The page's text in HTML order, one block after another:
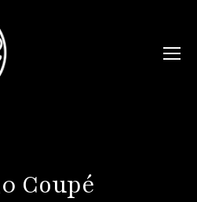
Coupé